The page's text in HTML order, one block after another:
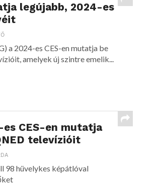
legújabb, 2024-es
a 2024-es CES-en mutatja be
amelyek új szintre emelik...
es CES-en mutatja
televízióit
98 hüvelykes képátlóval